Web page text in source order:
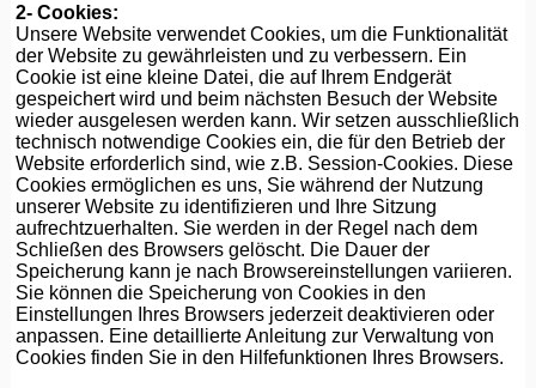
2- Cookies:
Unsere Website verwendet Cookies, um die Funktionalität
der Website zu gewährleisten und zu verbessern. Ein
Cookie ist eine kleine Datei, die auf Ihrem Endgerät
gespeichert wird und beim nächsten Besuch der Website
wieder ausgelesen werden kann. Wir setzen ausschließlich
technisch notwendige Cookies ein, die für den Betrieb der
Website erforderlich sind, wie z.B. Session-Cookies. Diese
Cookies ermöglichen es uns, Sie während der Nutzung
unserer Website zu identifizieren und Ihre Sitzung
aufrechtzuerhalten. Sie werden in der Regel nach dem
Schließen des Browsers gelöscht. Die Dauer der
Speicherung kann je nach Browsereinstellungen variieren.
Sie können die Speicherung von Cookies in den
Einstellungen Ihres Browsers jederzeit deaktivieren oder
anpassen. Eine detaillierte Anleitung zur Verwaltung von
Cookies finden Sie in den Hilfefunktionen Ihres Browsers.